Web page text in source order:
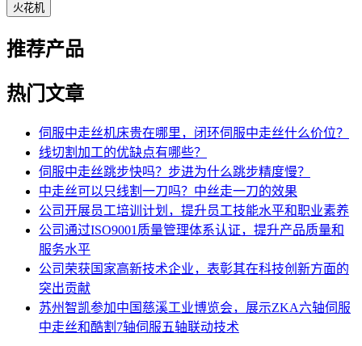
火花机
推荐产品
热门文章
伺服中走丝机床贵在哪里，闭环伺服中走丝什么价位？
线切割加工的优缺点有哪些？
伺服中走丝跳步快吗？步进为什么跳步精度慢？
中走丝可以只线割一刀吗？中丝走一刀的效果
公司开展员工培训计划，提升员工技能水平和职业素养
公司通过ISO9001质量管理体系认证，提升产品质量和
服务水平
公司荣获国家高新技术企业，表彰其在科技创新方面的
突出贡献
苏州智凯参加中国慈溪工业博览会，展示ZKA六轴伺服
中走丝和酷割7轴伺服五轴联动技术